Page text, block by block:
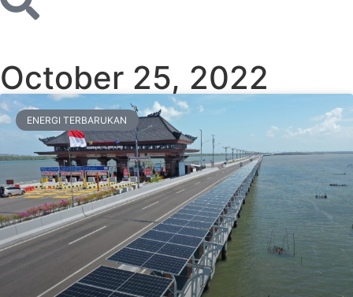
October 25, 2022
ENERGI TERBARUKAN